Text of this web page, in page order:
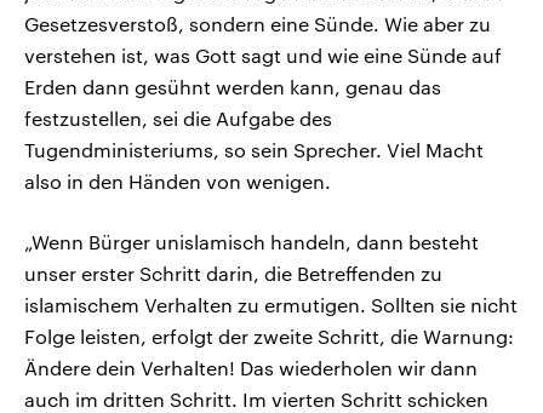
Gesetzesverstoß, sondern eine Sünde. Wie aber zu
verstehen ist, was Gott sagt und wie eine Sünde auf
Erden dann gesühnt werden kann, genau das
festzustellen, sei die Aufgabe des
Tugendministeriums, so sein Sprecher. Viel Macht
also in den Händen von wenigen.
„Wenn Bürger unislamisch handeln, dann besteht
unser erster Schritt darin, die Betreffenden zu
islamischem Verhalten zu ermutigen. Sollten sie nicht
Folge leisten, erfolgt der zweite Schritt, die Warnung:
Ändere dein Verhalten! Das wiederholen wir dann
auch im dritten Schritt. Im vierten Schritt schicken